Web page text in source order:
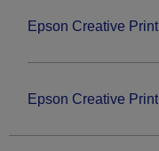
Epson Creative Print
Epson Creative Print